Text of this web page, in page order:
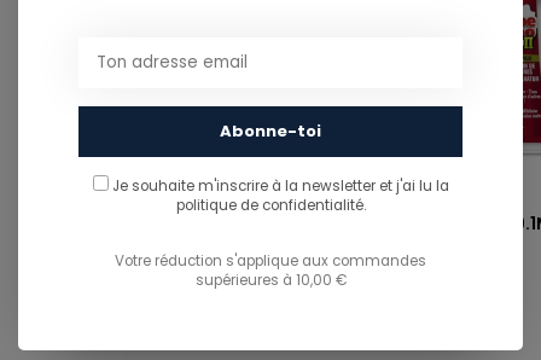
BRONSON SHOE GOO
SHOE GOO 2 -
Abonne-toi
Je souhaite m'inscrire à la newsletter et j'ai lu la
politique de confidentialité.
Votre réduction s'applique aux commandes
supérieures à 10,00 €